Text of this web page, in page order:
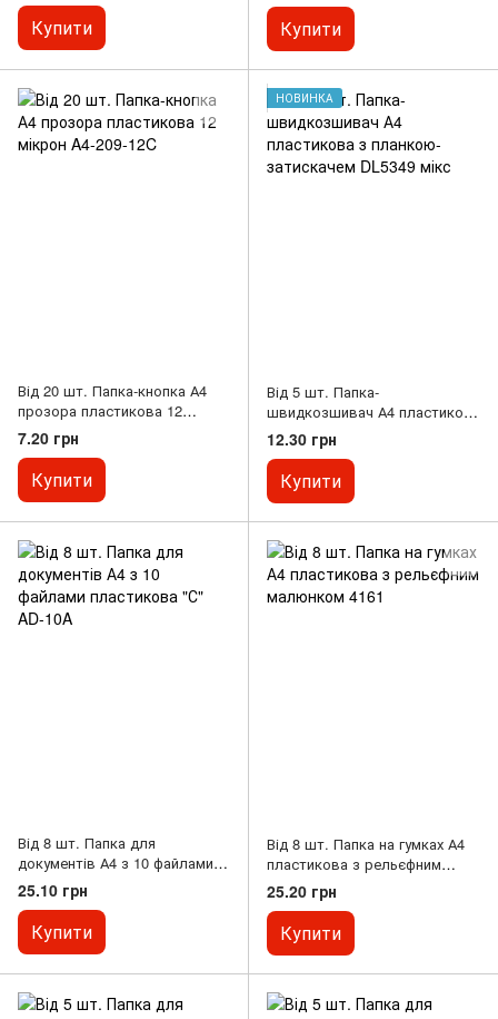
Купити Купити
Від 20 шт. Папка-кнопка А4
прозора пластикова 12
мікрон A4-209-12C
7.20 грн
Купити
НОВИНКА
Від 5 шт. Папка-
швидкозшивач А4 пластикова
з планкою-затискачем DL5349
мікс
12.30 грн
Купити
Від 8 шт. Папка для
документів А4 з 10 файлами
пластикова "С" AD-10A
25.10 грн
Купити
Від 8 шт. Папка на гумках А4
пластикова з рельєфним
малюнком 4161
25.20 грн
Купити